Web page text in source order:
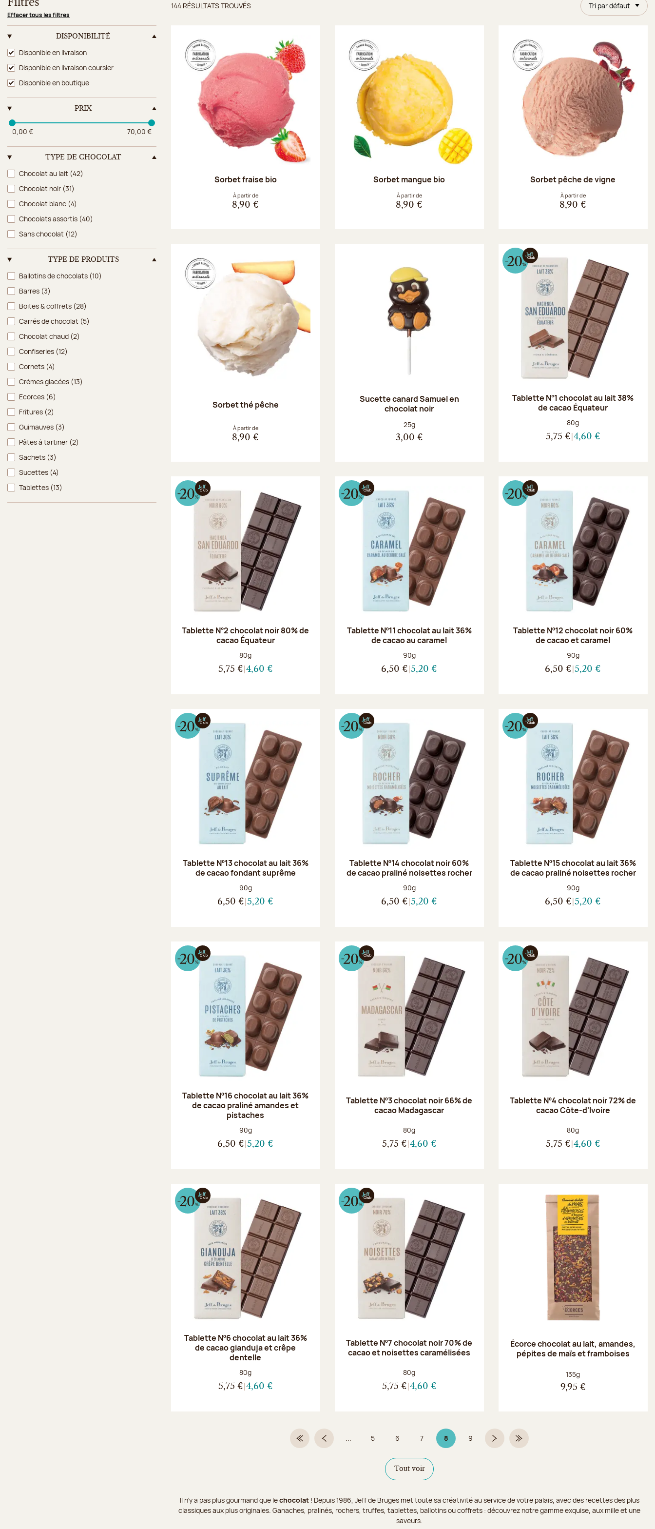
Filtres
Effacer tous les filtres
DISPONIBILITÉ
Disponibilité
Disponible en livraison
Disponible en livraison coursier
Disponible en boutique
PRIX
0,00 € 70,00 €
TYPE DE CHOCOLAT
Type de chocolat
Chocolat au lait (42)
Chocolat noir (31)
Chocolat blanc (4)
Chocolats assortis (40)
Sans chocolat (12)
TYPE DE PRODUITS
Type de produits
Ballotins de chocolats (10)
Barres (3)
Boites & coffrets (28)
Carrés de chocolat (5)
Chocolat chaud (2)
Confiseries (12)
Cornets (4)
Crèmes glacées (13)
Ecorces (6)
Fritures (2)
Guimauves (3)
Pâtes à tartiner (2)
Sachets (3)
Sucettes (4)
Tablettes (13)
Tri par défaut
Résultats trouvés
144 RÉSULTATS TROUVÉS
Sorbet fraise bio
À partir de
8,90 €
Sorbet mangue bio
À partir de
8,90 €
Sorbet pêche de vigne
À partir de
8,90 €
Sorbet thé pêche
À partir de
8,90 €
Sucette canard Samuel en
chocolat noir
Poids net :
25g
3,00 €
Tablette N°1 chocolat au lait 38%
de cacao Équateur
Poids net :
80g
5,75 € 4,60 €
Tablette N°2 chocolat noir 80% de
cacao Équateur
Poids net :
80g
5,75 € 4,60 €
Tablette Nº11 chocolat au lait 36%
de cacao au caramel
Poids net :
90g
6,50 € 5,20 €
Tablette Nº12 chocolat noir 60%
de cacao et caramel
Poids net :
90g
6,50 € 5,20 €
Tablette Nº13 chocolat au lait 36%
de cacao fondant suprême
Poids net :
90g
6,50 € 5,20 €
Tablette Nº14 chocolat noir 60%
de cacao praliné noisettes rocher
Poids net :
90g
6,50 € 5,20 €
Tablette Nº15 chocolat au lait 36%
de cacao praliné noisettes rocher
Poids net :
90g
6,50 € 5,20 €
Tablette Nº16 chocolat au lait 36%
de cacao praliné amandes et
pistaches
Poids net :
90g
6,50 € 5,20 €
Tablette Nº3 chocolat noir 66% de
cacao Madagascar
Poids net :
80g
5,75 € 4,60 €
Tablette Nº4 chocolat noir 72% de
cacao Côte-d'Ivoire
Poids net :
80g
5,75 € 4,60 €
Tablette Nº6 chocolat au lait 36%
de cacao gianduja et crêpe
dentelle
Poids net :
80g
5,75 € 4,60 €
Tablette Nº7 chocolat noir 70% de
cacao et noisettes caramélisées
Poids net :
80g
5,75 € 4,60 €
Écorce chocolat au lait, amandes,
pépites de maïs et framboises
Poids net :
135g
9,95 €
Première pagePage précédente
... Page
5 Page
6 Page
7 8Page 8 sur 9
Page
9 Page suivanteDernière page
Tout voir
Il n’y a pas plus gourmand que lechocolat! Depuis 1986, Jeff de Bruges met toute sa créativité au service de votre palais, avec des recettes des plus
classiques aux plus originales. Ganaches, pralinés, rochers, truffes, tablettes, ballotins ou coffrets : découvrez notre gamme exquise, aux mille et une
saveurs.